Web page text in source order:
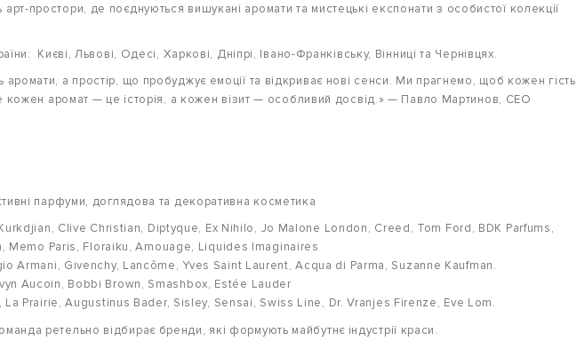
простори, де поєднуються вишукані аромати та мистецькі експонати з особистої колекції
Києві, Львові, Одесі, Харкові, Дніпрі, Івано-Франківську, Вінниці та Чернівцях.
а простір, що пробуджує емоції та відкриває нові сенси. Ми прагнемо, щоб кожен гість
кожен аромат — це історія, а кожен візит — особливий досвід.» — Павло Мартинов, CEO
парфуми, доглядова та декоративна косметика
Clive Christian, Diptyque, Ex Nihilo, Jo Malone London, Creed, Tom Ford, BDK Parfums,
Memo Paris, Floraiku, Amouage, Liquides Imaginaires
Armani, Givenchy, Lancôme, Yves Saint Laurent, Acqua di Parma, Suzanne Kaufman.
Aucoin, Bobbi Brown, Smashbox, Estée Lauder
Prairie, Augustinus Bader, Sisley, Sensai, Swiss Line, Dr. Vranjes Firenze, Eve Lom.
ретельно відбирає бренди, які формують майбутнє індустрії краси.